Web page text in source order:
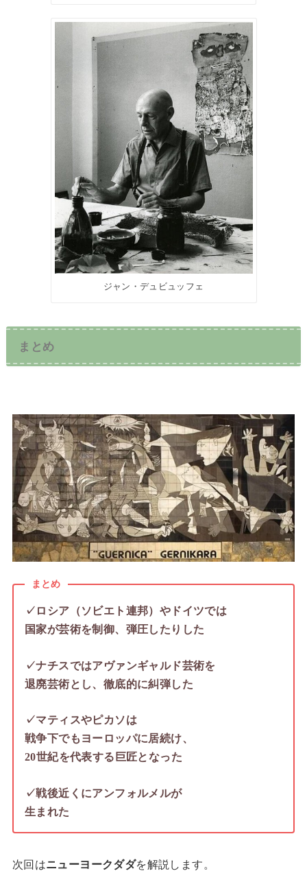
ジャン・デュビュッフェ
まとめ
まとめ
✓ロシア（ソビエト連邦）やドイツでは
国家が芸術を制御、弾圧したりした
✓ナチスではアヴァンギャルド芸術を
退廃芸術とし、徹底的に糾弾した
✓マティスやピカソは
戦争下でもヨーロッパに居続け、
20世紀を代表する巨匠となった
✓戦後近くにアンフォルメルが
生まれた
次回はニューヨークダダを解説します。